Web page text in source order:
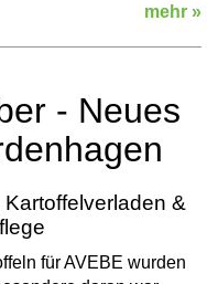
mehr »
- Neues
&
für AVEBE wurden